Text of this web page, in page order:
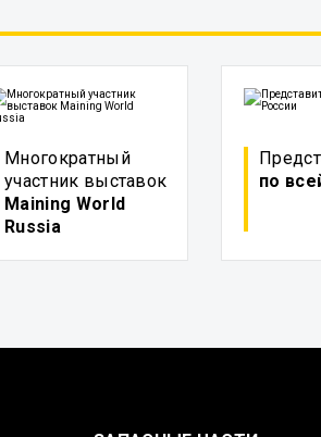
Многократный
участник выставок
Maining World
Russia
по